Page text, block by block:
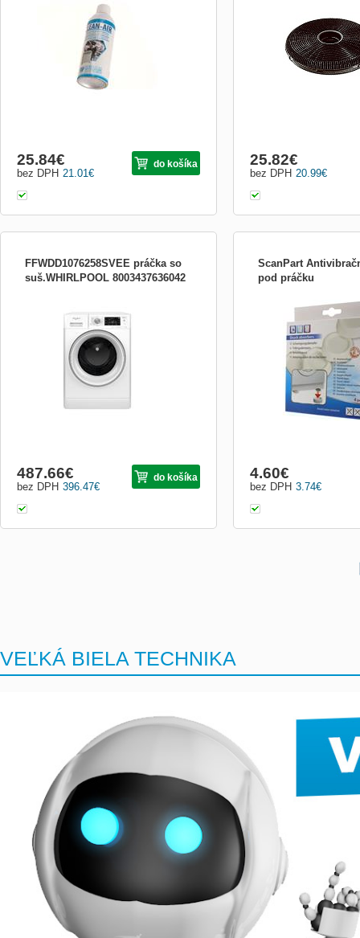
elektroinštaláciu vypnite. Pred použitím
potraste. Aplikujte na kondenzátor
klimatizácie. Vsuňte adaptér do prívodu
vzduchu na klimatizácii a plechovku úplne
vyprázdnite. Poloha
21.01 €
bez DPH
25.84€ do košíka
20.99€
bez DPH
25.82€
FFWDD1076258SVEE práčka so
suš.WHIRLPOOL 8003437636042
sušičkou, technológia 6. ZMYSEL,
energetická trieda pranie/pranie+sušenie:B
/ E, kapacita pranie/sušenie: 10/7 kg,
spotreba energie (100 cyklov) pranie /
pranie+sušenie: 59 / 414 kWh, Spotreba
vody (cyklus) pranie / p
396.47€
bez DPH
487.66€ do košíka
ScanPart
pod práčku
- 4ks antivibračných
pračku/mrazničku/
Biela farba - Tlmí a
voči vlhkosti
3.74€
bez DPH
4.60€
VEĽKÁ BIELA TECHNIKA